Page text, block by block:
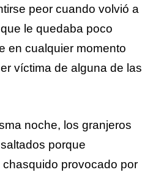
peor cuando volvió a
le quedaba poco
en cualquier momento
víctima de alguna de las
noche, los granjeros
porque
provocado por